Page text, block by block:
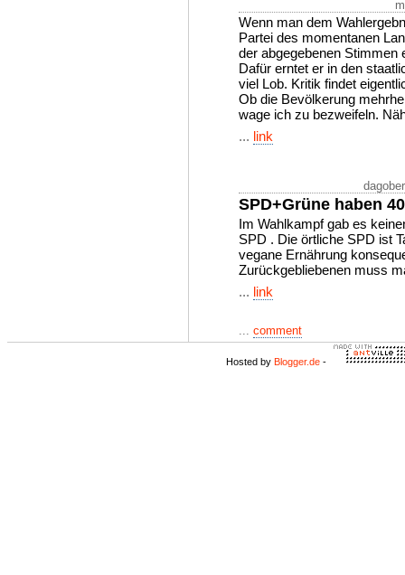
Wenn man dem
Partei des momentanen
der abgegebenen Stimmen
Dafür erntet er in den
viel Lob. Kritik findet
Ob die Bevölkerung
wage ich zu bezweifeln.
... link
SPD+Grüne haben
Im Wahlkampf gab es
SPD . Die örtliche SPD ist
vegane Ernährung
Zurückgebliebenen muss
... link
... comment
Hosted by Blogger.de -